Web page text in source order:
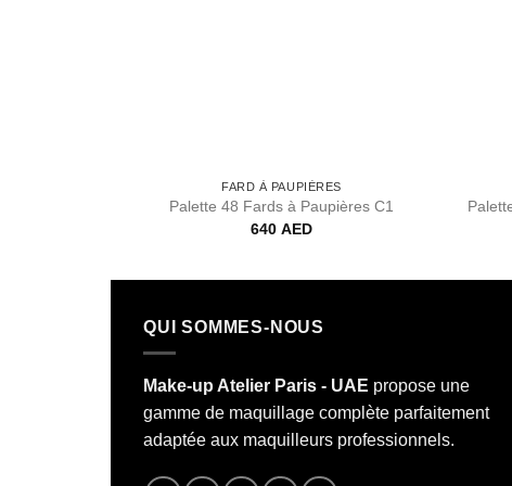
FARD À PAUPIÈRES
Palette 48 Fards à Paupières C1
640 AED
QUI SOMMES-NOUS
Make-up Atelier Paris - UAE propose une
gamme de maquillage complète parfaitement
adaptée aux maquilleurs professionnels.